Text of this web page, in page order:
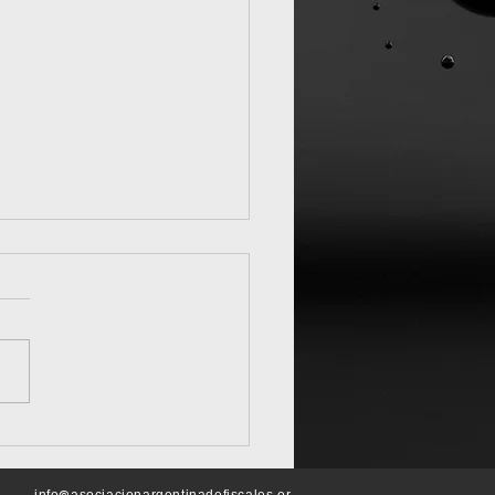
de ciberfraudes: las
que vivimos día a día a nivel
millonarias en el...